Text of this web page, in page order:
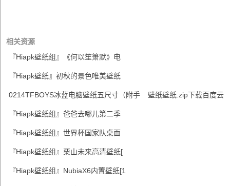
相关资源
『Hiapk壁纸组』《何以笙箫默》电
『Hiapk壁纸』初秋的景色唯美壁纸
0214TFBOYS冰蓝电脑壁纸五尺寸（附手 壁纸壁纸.zip下载百度云
『Hiapk壁纸组』爸爸去哪儿第二季
『Hiapk壁纸组』世界杯国家队桌面
『Hiapk壁纸组』栗山未来高清壁纸[
『Hiapk壁纸组』NubiaX6内置壁纸[1